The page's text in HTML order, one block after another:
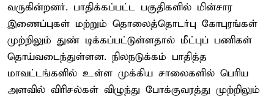
வருகின்றனர். பாதிக்கப்பட்ட பகுதிகளில் மின்சார
இணைப்புகள் மற்றும் தொலைத்தொடர்பு கோபுரங்கள்
முற்றிலும் துண் டிக்கப்பட்டுள்ளதால் மீட்புப் பணிகள்
தொய்வடைந்துள்ளன. நிலநடுக்கம் பாதித்த
மாவட்டங்களில் உள்ள முக்கிய சாலைகளில் பெரிய
அளவில் விரிசல்கள் விழுந்து போக்குவரத்து முற்றிலும்